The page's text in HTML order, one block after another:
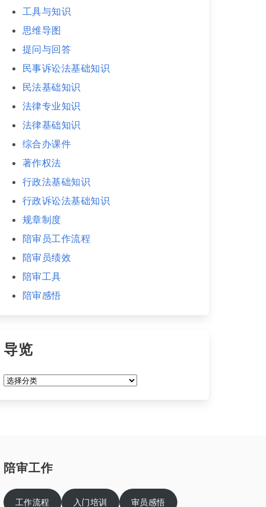
工具与知识
思维导图
提问与回答
民事诉讼法基础知识
民法基础知识
法律专业知识
法律基础知识
综合办课件
著作权法
行政法基础知识
行政诉讼法基础知识
规章制度
陪审员工作流程
陪审员绩效
陪审工具
陪审感悟
导览
导
陪审工作
工作流程 入门培训 审员感悟